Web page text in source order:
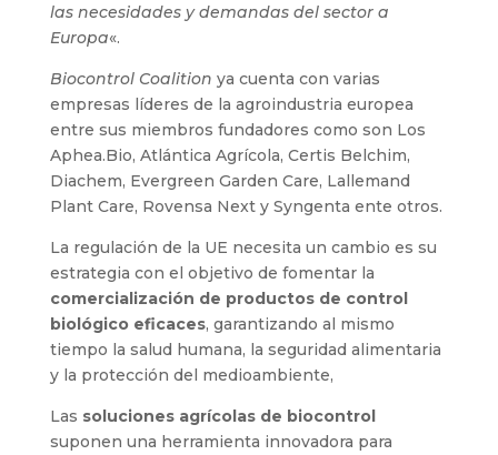
las necesidades y demandas del sector a
Europa«.
Biocontrol Coalition ya cuenta con varias
empresas líderes de la agroindustria europea
entre sus miembros fundadores como son Los
Aphea.Bio, Atlántica Agrícola, Certis Belchim,
Diachem, Evergreen Garden Care, Lallemand
Plant Care, Rovensa Next y Syngenta ente otros.
La regulación de la UE necesita un cambio es su
estrategia con el objetivo de fomentar la
comercialización de productos de control
biológico eficaces, garantizando al mismo
tiempo la salud humana, la seguridad alimentaria
y la protección del medioambiente,
Las soluciones agrícolas de biocontrol
suponen una herramienta innovadora para